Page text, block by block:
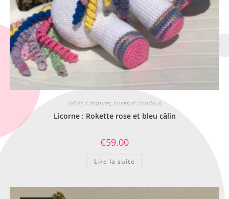
Bébés, Créatures, Jouets et Doudous
Licorne : Rokette rose et bleu câlin
€59.00
Lire la suite